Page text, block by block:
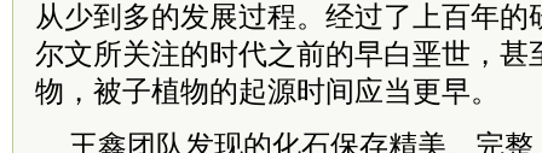
从少到多的发展过程。经过了上百年的
尔文所关注的时代之前的早白垩世，甚
物，被子植物的起源时间应当更早。
王鑫团队发现的化石保存精美、完